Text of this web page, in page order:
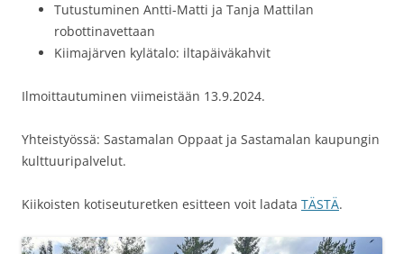
Tutustuminen Antti-Matti ja Tanja Mattilan
robottinavettaan
Kiimajärven kylätalo: iltapäiväkahvit
Ilmoittautuminen viimeistään 13.9.2024.
Yhteistyössä: Sastamalan Oppaat ja Sastamalan kaupungin
kulttuuripalvelut.
Kiikoisten kotiseuturetken esitteen voit ladata TÄSTÄ.